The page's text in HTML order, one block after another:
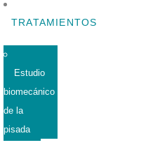
TRATAMIENTOS
Estudio
biomecánico
de la
pisada